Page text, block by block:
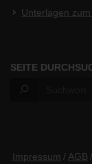
Unterlagen
SEITE
Impressum /AGB /